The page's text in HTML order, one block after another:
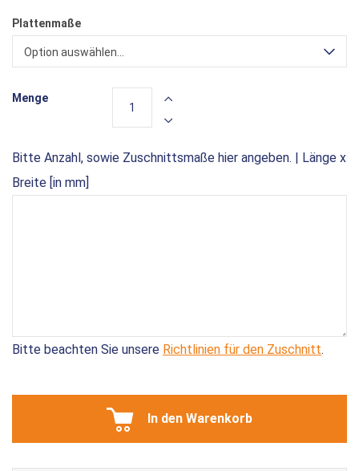
Plattenmaße
Option auswählen...
Bitte Anzahl, sowie Zuschnittsmaße hier angeben. | Länge x
Breite [in mm]
Bitte beachten Sie unsere Richtlinien für den Zuschnitt.
Menge
In den Warenkorb